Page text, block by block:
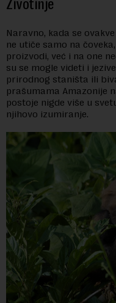
Životinje
Naravno, kada se
ne utiče samo na
proizvodi, već i na one
su se mogle videti i
prirodnog staništa ili
prašumama Amazonije
postoje nigde više u
njihovo izumiranje.